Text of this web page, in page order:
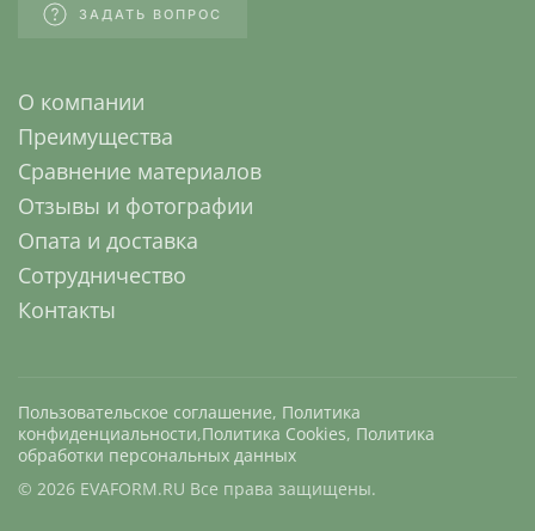
ЗАДАТЬ ВОПРОС
О компании
Преимущества
Сравнение материалов
Отзывы и фотографии
Опата и доставка
Сотрудничество
Контакты
Пользовательское соглашение, Политика
конфиденциальности,Политика Cookies, Политика
обработки персональных данных
© 2026 EVAFORM.RU Все права защищены.